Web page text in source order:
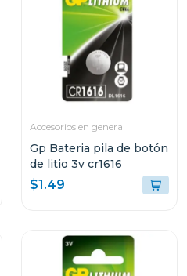
Accesorios en general
Gp Bateria pila de botón
de litio 3v cr1616
$1.49